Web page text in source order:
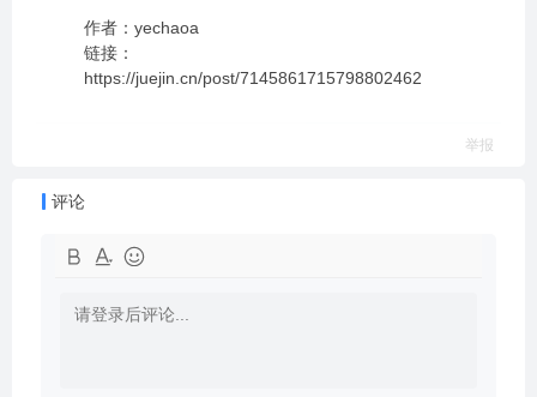
作者：yechaoa
链接：
https://juejin.cn/post/7145861715798802462
举报
评论